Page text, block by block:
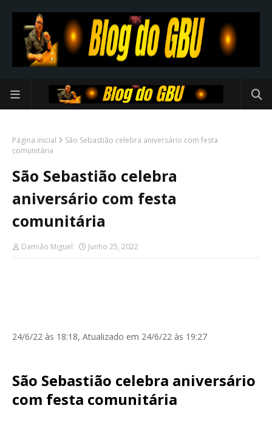
Página inicial
São Sebastião celebra aniversário com festa
comunitária
São Sebastião celebra
aniversário com festa
comunitária
Damião Miguel Junho 25, 2022
24/6/22 às 18:18, Atualizado em 24/6/22 às 19:27
São Sebastião celebra aniversário
com festa comunitária